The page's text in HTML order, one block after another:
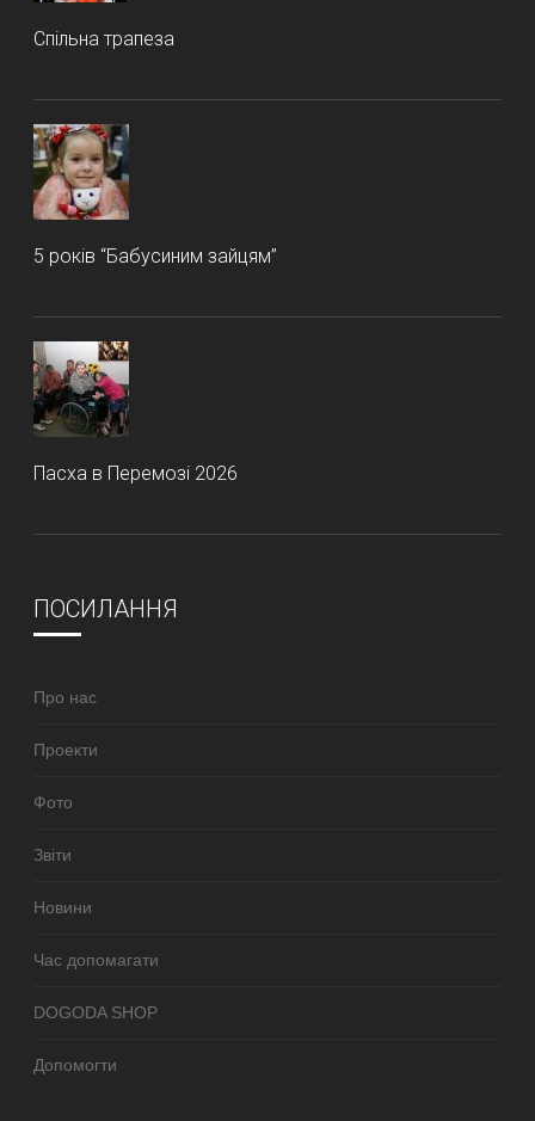
Спільна трапеза
5 років “Бабусиним зайцям”
Пасха в Перемозі 2026
ПОСИЛАННЯ
Про нас
Проекти
Фото
Звіти
Новини
Час допомагати
DOGODA SHOP
Допомогти